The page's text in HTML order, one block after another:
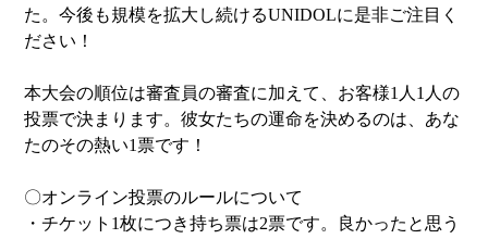
た。今後も規模を拡大し続けるUNIDOLに是非ご注目く
ださい！
本大会の順位は審査員の審査に加えて、お客様1人1人の
投票で決まります。彼女たちの運命を決めるのは、あな
たのその熱い1票です！
〇オンライン投票のルールについて
・チケット1枚につき持ち票は2票です。良かったと思う